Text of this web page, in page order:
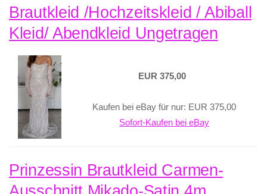
Brautkleid /Hochzeitskleid / Abiball
Kleid/ Abendkleid Ungetragen
EUR 375,00
Kaufen bei eBay für nur: EUR 375,00
Sofort-Kaufen bei eBay
Prinzessin Brautkleid Carmen-